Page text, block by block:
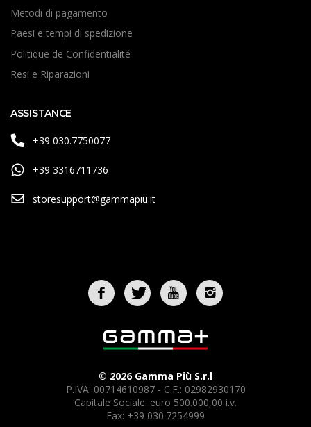
Metodi di pagamento
Paesi e tempi di spedizione
Politique de Confidentialité
Resi e Riparazioni
ASSISTANCE
+39 030.7750077
+39 3316711736
storesupport@gammapiu.it
© 2026 Gamma Più S.r.l
P.IVA: 00714610987 - C.F.: 02982930170
Capitale Sociale: euro 500.000,00 i.v.
Fax: +39 030.7254999